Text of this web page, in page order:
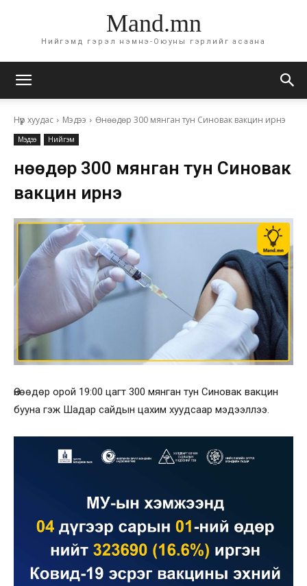
Mand.mn
Нийгэмд гэрэл нэмнэ-Оюуны гэрлийг асаана
Нүүр хуудас Мэдээ Өнөөдөр 300 мянган тун Синовак вакцин ирнэ
Мэдээ Нийгэм
Өнөөдөр 300 мянган тун Синовак
вакцин ирнэ
Өнөөдөр орой 19:00 цагт 300 мянган тун Синовак вакцин
бууна гэж Шадар сайдын цахим хуудсаар мэдээллээ.